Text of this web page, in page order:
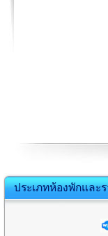
ประเภทห้องพักและ